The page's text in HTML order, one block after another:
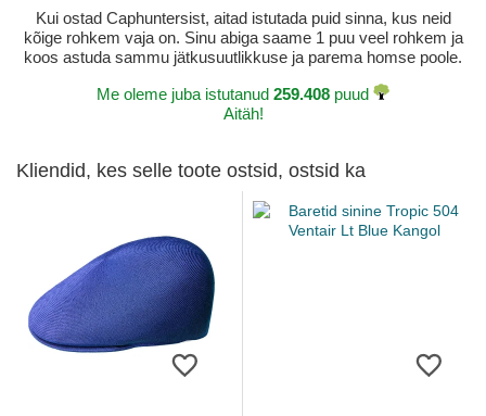
Kui ostad Caphuntersist, aitad istutada puid sinna, kus neid
kõige rohkem vaja on. Sinu abiga saame 1 puu veel rohkem ja
koos astuda sammu jätkusuutlikkuse ja parema homse poole.
Me oleme juba istutanud 259.408 puud
Aitäh!
Kliendid, kes selle toote ostsid, ostsid ka